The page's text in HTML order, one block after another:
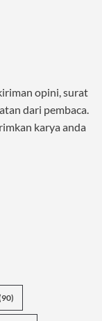
opini, surat
dari pembaca.
karya anda